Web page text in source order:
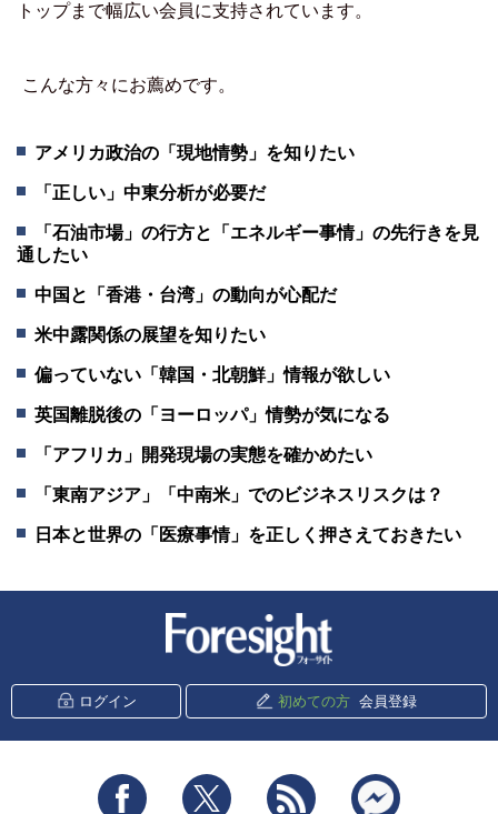
トップまで幅広い会員に支持されています。
こんな方々にお薦めです。
アメリカ政治の「現地情勢」を知りたい
「正しい」中東分析が必要だ
「石油市場」の行方と「エネルギー事情」の先行きを見
通したい
中国と「香港・台湾」の動向が心配だ
米中露関係の展望を知りたい
偏っていない「韓国・北朝鮮」情報が欲しい
英国離脱後の「ヨーロッパ」情勢が気になる
「アフリカ」開発現場の実態を確かめたい
「東南アジア」「中南米」でのビジネスリスクは？
日本と世界の「医療事情」を正しく押さえておきたい
ログイン 初めての方 会員登録
Facebook Twitter RSS